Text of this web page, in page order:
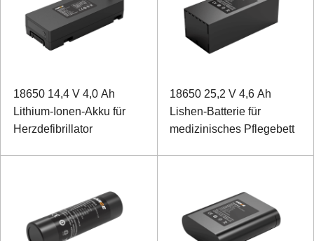
18650 14,4 V 4,0 Ah
Lithium-Ionen-Akku für
Herzdefibrillator
18650 25,2 V 4,6 Ah
Lishen-Batterie für
medizinisches Pflegebett